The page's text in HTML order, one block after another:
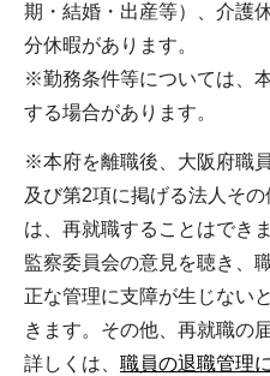
期・結婚・出産等）、介護
分休暇があります。
※勤務条件等については、
する場合があります。
※本府を離職後、大阪府職
及び第2項に掲げる法人そ
は、再就職することはでき
監察委員会の意見を聴き、
正な管理に支障が生じない
きます。その他、再就職の
詳しくは、 職員の退職管理